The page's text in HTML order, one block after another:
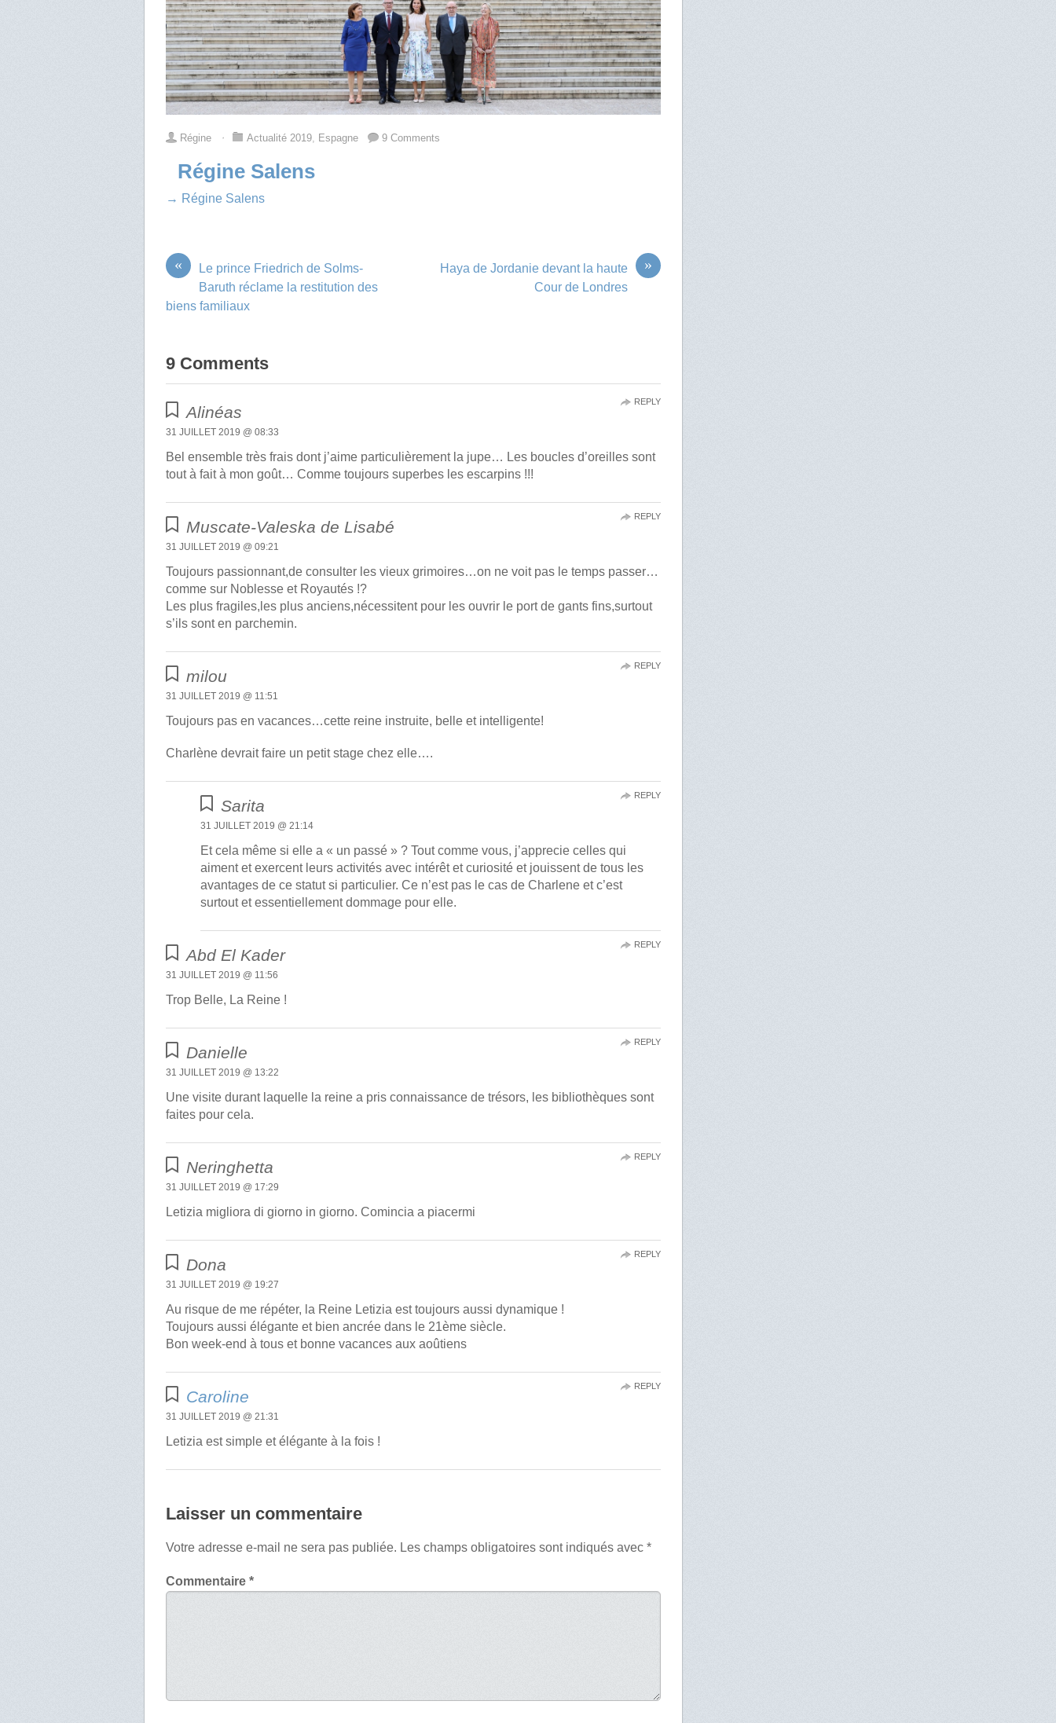
Régine ⋅ Actualité 2019, Espagne 9 Comments
Régine Salens
→ Régine Salens
«
Le prince Friedrich de Solms-
Baruth réclame la restitution des
biens familiaux
»
Haya de Jordanie devant la haute
Cour de Londres
9 Comments
Alinéas
31 JUILLET 2019 @ 08:33
Bel ensemble très frais dont j’aime particulièrement la jupe… Les boucles d’oreilles sont
tout à fait à mon goût… Comme toujours superbes les escarpins !!!
REPLY
Muscate-Valeska de Lisabé
31 JUILLET 2019 @ 09:21
Toujours passionnant,de consulter les vieux grimoires…on ne voit pas le temps passer…
comme sur Noblesse et Royautés !?
Les plus fragiles,les plus anciens,nécessitent pour les ouvrir le port de gants fins,surtout
s’ils sont en parchemin.
REPLY
milou
31 JUILLET 2019 @ 11:51
Toujours pas en vacances…cette reine instruite, belle et intelligente!
Charlène devrait faire un petit stage chez elle….
REPLY
Sarita
31 JUILLET 2019 @ 21:14
Et cela même si elle a « un passé » ? Tout comme vous, j’apprecie celles qui
aiment et exercent leurs activités avec intérêt et curiosité et jouissent de tous les
avantages de ce statut si particulier. Ce n’est pas le cas de Charlene et c’est
surtout et essentiellement dommage pour elle.
REPLY
Abd El Kader
31 JUILLET 2019 @ 11:56
Trop Belle, La Reine !
REPLY
Danielle
31 JUILLET 2019 @ 13:22
Une visite durant laquelle la reine a pris connaissance de trésors, les bibliothèques sont
faites pour cela.
REPLY
Neringhetta
31 JUILLET 2019 @ 17:29
Letizia migliora di giorno in giorno. Comincia a piacermi
REPLY
Dona
31 JUILLET 2019 @ 19:27
Au risque de me répéter, la Reine Letizia est toujours aussi dynamique !
Toujours aussi élégante et bien ancrée dans le 21ème siècle.
Bon week-end à tous et bonne vacances aux aoûtiens
REPLY
Caroline
31 JUILLET 2019 @ 21:31
Letizia est simple et élégante à la fois !
REPLY
Laisser un commentaire
Votre adresse e-mail ne sera pas publiée. Les champs obligatoires sont indiqués avec*
Commentaire*